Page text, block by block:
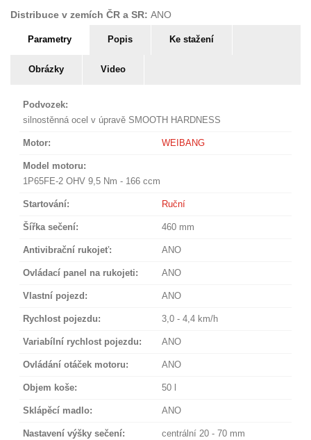
Distribuce v zemích ČR a SR: ANO
PARAMETRY SEKAČKY
Parametry Popis Ke stažení
Obrázky Video
Podvozek:
silnostěnná ocel v úpravě SMOOTH HARDNESS
Motor: WEIBANG
Model motoru:
1P65FE-2 OHV 9,5 Nm - 166 ccm
Startování: Ruční
Šířka sečení: 460 mm
Antivibrační rukojeť: ANO
Ovládací panel na rukojeti: ANO
Vlastní pojezd: ANO
Rychlost pojezdu: 3,0 - 4,4 km/h
Variabílní rychlost pojezdu: ANO
Ovládání otáček motoru: ANO
Objem koše: 50 l
Sklápěcí madlo: ANO
Nastavení výšky sečení: centrální 20 - 70 mm